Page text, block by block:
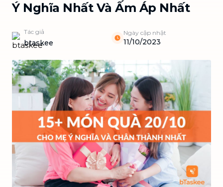
Ý Nghĩa Nhất Và Ấm Áp Nhất
Tác giả
btaskee
Ngày cập nhật
11/10/2023